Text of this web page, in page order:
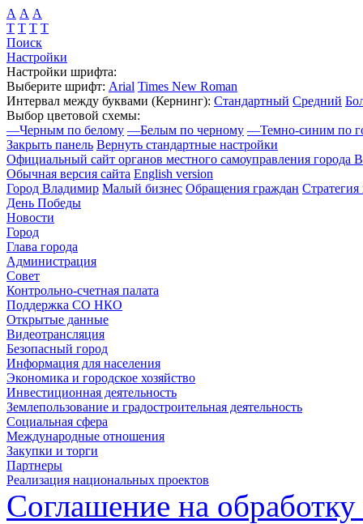
А А А
Т Т Т Т
Поиск
Настройки
Настройки шрифта:
Выберите шрифт: Arial Times New Roman
Интервал между буквами (Кернинг): Стандартный Средний
Выбор цветовой схемы:
—Черным по белому —Белым по черному —Темно-синим по
Закрыть панель Вернуть стандартные настройки
Официальный сайт органов местного самоуправления города
Обычная версия сайта English version
Город Владимир Малый бизнес Обращения граждан Стратегия
День Победы
Новости
Город
Глава города
Администрация
Совет
Контрольно-счетная палата
Поддержка СО НКО
Открытые данные
Видеотрансляция
Безопасный город
Информация для населения
Экономика и городское хозяйство
Инвестиционная деятельность
Землепользование и градостроительная деятельность
Социальная сфера
Международные отношения
Закупки и торги
Партнеры
Реализация национальных проектов
Соглашение на